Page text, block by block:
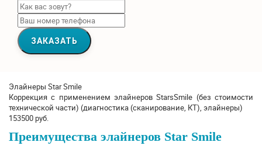
ЗАКАЗАТЬ
Элайнеры Star Smile
Коррекция с применением элайнеров StarsSmile (без стоимости
технической части) (диагностика (сканирование, КТ), элайнеры)
153500 руб.
Преимущества элайнеров Star Smile